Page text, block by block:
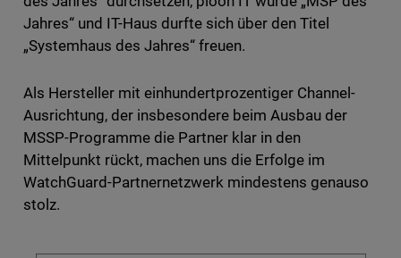
Jahres“ und IT-Haus durfte sich über den Titel
„Systemhaus des Jahres“ freuen.
Als Hersteller mit einhundertprozentiger Channel-
Ausrichtung, der insbesondere beim Ausbau der
MSSP-Programme die Partner klar in den
Mittelpunkt rückt, machen uns die Erfolge im
WatchGuard-Partnernetzwerk mindestens genauso
stolz.